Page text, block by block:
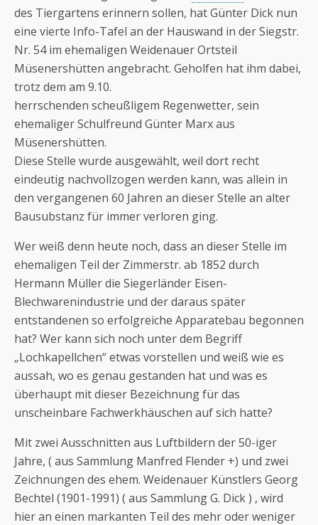
des Tiergartens erinnern sollen, hat Günter Dick nun
eine vierte Info-Tafel an der Hauswand in der Siegstr.
Nr. 54 im ehemaligen Weidenauer Ortsteil
Müsenershütten angebracht. Geholfen hat ihm dabei,
trotz dem am 9.10.
herrschenden scheußligem Regenwetter, sein
ehemaliger Schulfreund Günter Marx aus
Müsenershütten.
Diese Stelle wurde ausgewählt, weil dort recht
eindeutig nachvollzogen werden kann, was allein in
den vergangenen 60 Jahren an dieser Stelle an alter
Bausubstanz für immer verloren ging.
Wer weiß denn heute noch, dass an dieser Stelle im
ehemaligen Teil der Zimmerstr. ab 1852 durch
Hermann Müller die Siegerländer Eisen-
Blechwarenindustrie und der daraus später
entstandenen so erfolgreiche Apparatebau begonnen
hat? Wer kann sich noch unter dem Begriff
„Lochkapellchen“ etwas vorstellen und weiß wie es
aussah, wo es genau gestanden hat und was es
überhaupt mit dieser Bezeichnung für das
unscheinbare Fachwerkhäuschen auf sich hatte?
Mit zwei Ausschnitten aus Luftbildern der 50-iger
Jahre, ( aus Sammlung Manfred Flender +) und zwei
Zeichnungen des ehem. Weidenauer Künstlers Georg
Bechtel (1901-1991) ( aus Sammlung G. Dick ) , wird
hier an einen markanten Teil des mehr oder weniger